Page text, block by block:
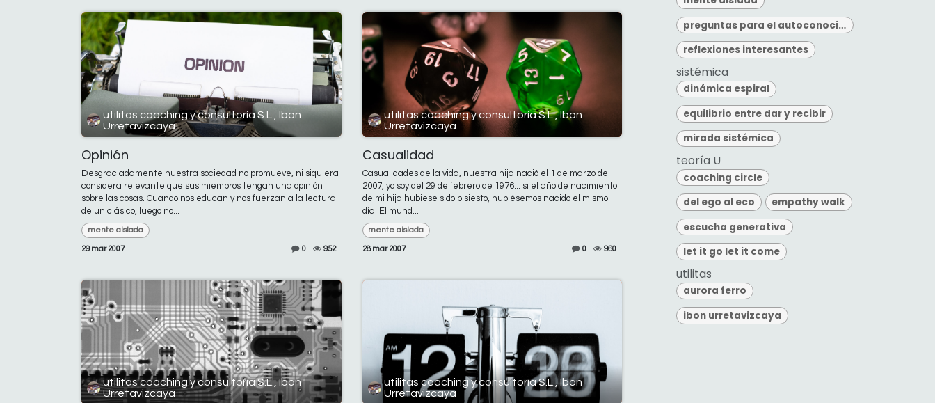
utilitas coaching y consultoría S.L., Ibon
Urretavizcaya
Opinión
Desgraciadamente nuestra sociedad no promueve, ni siquiera
considera relevante que sus miembros tengan una opinión
sobre las cosas. Cuando nos educan y nos fuerzan a la lectura
de un clásico, luego no...
mente aislada
29 mar 2007 0 952
utilitas coaching y consultoría S.L., Ibon
Urretavizcaya
Casualidad
Casualidades de la vida, nuestra hija nació el 1 de marzo de
2007, yo soy del 29 de febrero de 1976... si el año de nacimiento
de mi hija hubiese sido bisiesto, hubiésemos nacido el mismo
día. El mund...
mente aislada
28 mar 2007 0 960
utilitas coaching y consultoría S.L., Ibon
Urretavizcaya
utilitas coaching y consultoría S.L., Ibon
Urretavizcaya
preguntas para el autoconocimiento
reflexiones interesantes
sistémica
dinámica espiral
equilibrio entre dar y recibir
mirada sistémica
teoría U
coaching circle
del ego al eco
empathy walk
escucha generativa
let it go let it come
utilitas
aurora ferro
ibon urretavizcaya